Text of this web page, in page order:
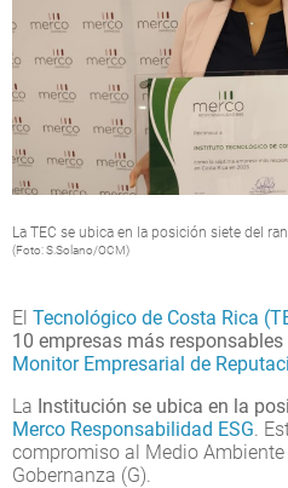
La TEC se ubica en la posición siete del
(Foto: S.Solano/OCM)
El Tecnológico de Costa Rica
10 empresas más
Monitor Empresarial de
La Institución se ubica en la
Merco Responsabilidad ESG.
compromiso al Medio Ambiente
Gobernanza (G).